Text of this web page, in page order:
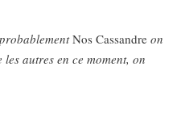
Nos Cassandre on
autres en ce moment, on